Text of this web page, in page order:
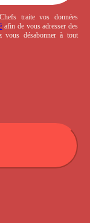
traite vos données
afin de vous adresser des
vous désabonner à tout